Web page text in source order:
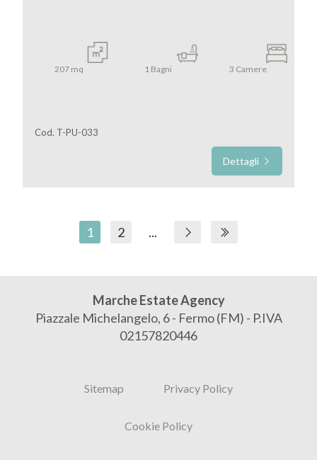
207 mq 1 Bagni 3 Camere
Cod. T-PU-033
Dettagli
1 2 ...
Marche Estate Agency
Piazzale Michelangelo, 6 - Fermo (FM) - P.IVA
02157820446
Sitemap Privacy Policy
Cookie Policy